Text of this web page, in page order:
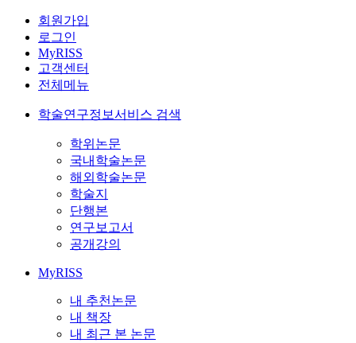
회원가입
로그인
MyRISS
고객센터
전체메뉴
학술연구정보서비스 검색
학위논문
국내학술논문
해외학술논문
학술지
단행본
연구보고서
공개강의
MyRISS
내 추천논문
내 책장
내 최근 본 논문